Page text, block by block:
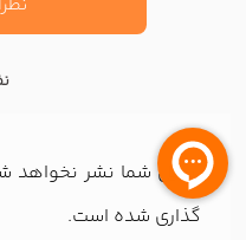
ایمیل شما نشر نخواهد
گذاری شده است.